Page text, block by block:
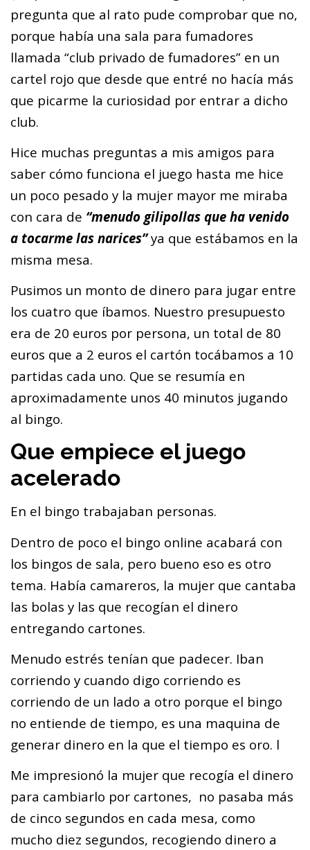
pregunta que al rato pude comprobar que no,
porque había una sala para fumadores
llamada “club privado de fumadores” en un
cartel rojo que desde que entré no hacía más
que picarme la curiosidad por entrar a dicho
club.
Hice muchas preguntas a mis amigos para
saber cómo funciona el juego hasta me hice
un poco pesado y la mujer mayor me miraba
con cara de “menudo gilipollas que ha venido
a tocarme las narices”ya que estábamos en la
misma mesa.
Pusimos un monto de dinero para jugar entre
los cuatro que íbamos. Nuestro presupuesto
era de 20 euros por persona, un total de 80
euros que a 2 euros el cartón tocábamos a 10
partidas cada uno. Que se resumía en
aproximadamente unos 40 minutos jugando
al bingo.
Que empiece el juego
acelerado
En el bingo trabajaban personas.
Dentro de poco el bingo online acabará con
los bingos de sala, pero bueno eso es otro
tema. Había camareros, la mujer que cantaba
las bolas y las que recogían el dinero
entregando cartones.
Menudo estrés tenían que padecer. Iban
corriendo y cuando digo corriendo es
corriendo de un lado a otro porque el bingo
no entiende de tiempo, es una maquina de
generar dinero en la que el tiempo es oro. l
Me impresionó la mujer que recogía el dinero
para cambiarlo por cartones, no pasaba más
de cinco segundos en cada mesa, como
mucho diez segundos, recogiendo dinero a